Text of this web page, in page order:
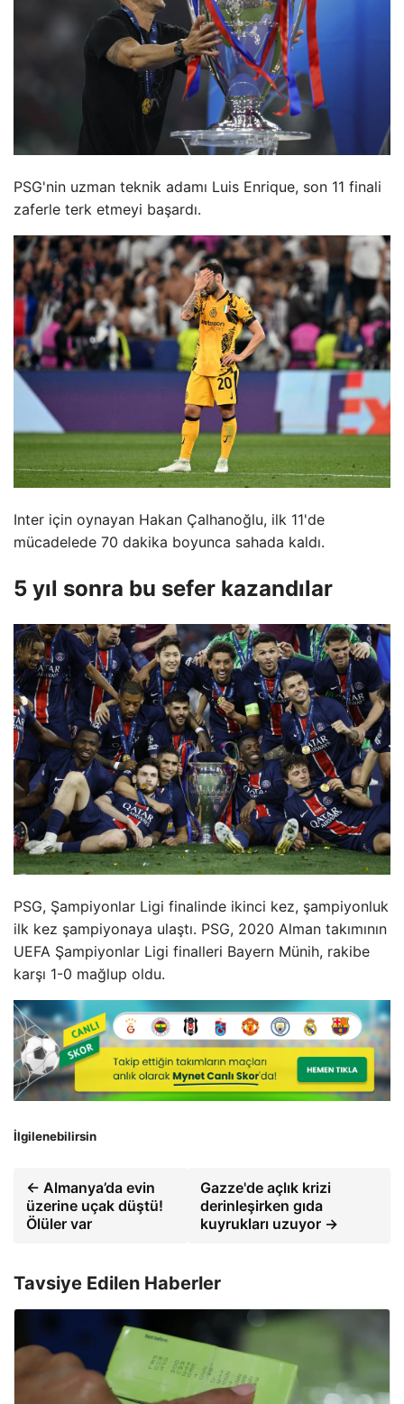
PSG'nin uzman teknik adamı Luis Enrique, son 11 finali
zaferle terk etmeyi başardı.
Inter için oynayan Hakan Çalhanoğlu, ilk 11'de
mücadelede 70 dakika boyunca sahada kaldı.
5 yıl sonra bu sefer kazandılar
PSG, Şampiyonlar Ligi finalinde ikinci kez, şampiyonluk
ilk kez şampiyonaya ulaştı. PSG, 2020 Alman takımının
UEFA Şampiyonlar Ligi finalleri Bayern Münih, rakibe
karşı 1-0 mağlup oldu.
İlgilenebilirsin
← Almanya’da evin
üzerine uçak düştü!
Ölüler var
Gazze'de açlık krizi
derinleşirken gıda
kuyrukları uzuyor →
Tavsiye Edilen Haberler